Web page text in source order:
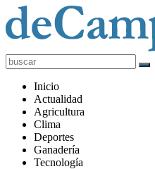
deCampoNoticias
Actualidad
Agropecuaria
Inicio
Actualidad
Agricultura
Clima
Deportes
Ganadería
Tecnología